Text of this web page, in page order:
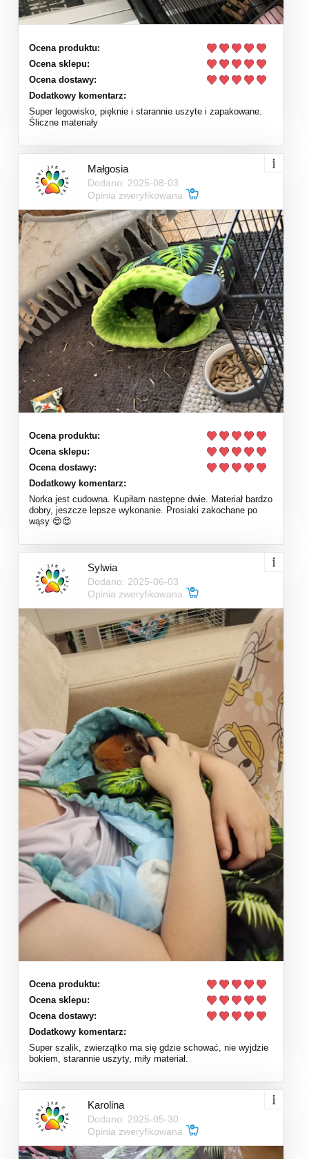
Ocena produktu:
Ocena sklepu:
Ocena dostawy:
Dodatkowy komentarz:
Super legowisko, pięknie i starannie uszyte i zapakowane.
Śliczne materiały
Małgosia
Dodano: 2025-08-03
Opinia zweryfikowana
Ocena produktu:
Ocena sklepu:
Ocena dostawy:
Dodatkowy komentarz:
Norka jest cudowna. Kupiłam następne dwie. Materiał bardzo
dobry, jeszcze lepsze wykonanie. Prosiaki zakochane po
wąsy 😍😍
Sylwia
Dodano: 2025-06-03
Opinia zweryfikowana
Ocena produktu:
Ocena sklepu:
Ocena dostawy:
Dodatkowy komentarz:
Super szalik, zwierzątko ma się gdzie schować, nie wyjdzie
bokiem, starannie uszyty, miły materiał.
Karolina
Dodano: 2025-05-30
Opinia zweryfikowana